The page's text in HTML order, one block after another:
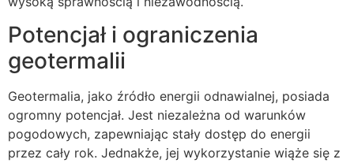
Potencjał i ograniczenia
geotermalii
Geotermalia, jako źródło energii odnawialnej, posiada
ogromny potencjał. Jest niezależna od warunków
pogodowych, zapewniając stały dostęp do energii
przez cały rok. Jednakże, jej wykorzystanie wiąże się z